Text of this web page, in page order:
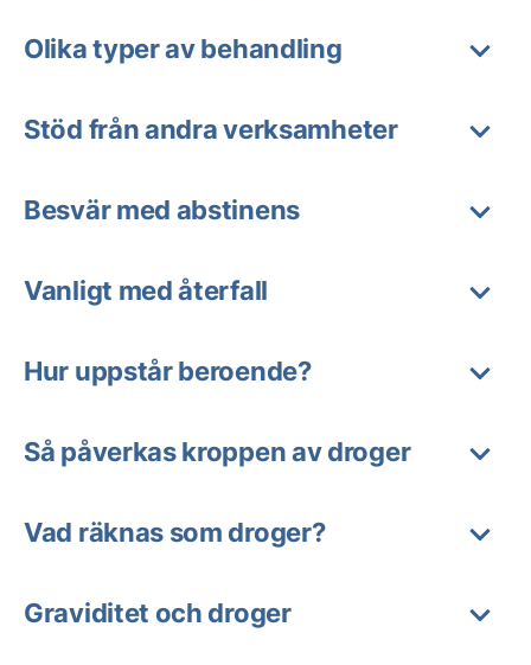
Olika typer av behandling
Stöd från andra verksamheter
Besvär med abstinens
Vanligt med återfall
Hur uppstår beroende?
Så påverkas kroppen av droger
Vad räknas som droger?
Graviditet och droger